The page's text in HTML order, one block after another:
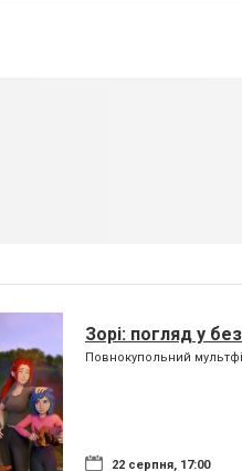
Зорі: погляд у
Повнокупольний
22 серпня, 17:00